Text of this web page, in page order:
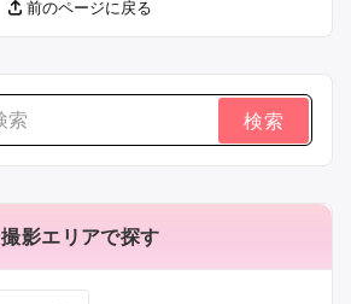
前のページに戻る
撮影エリアで探す